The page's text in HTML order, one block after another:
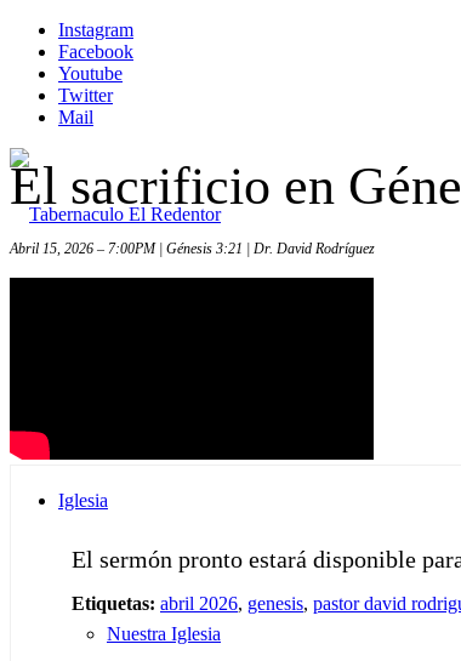
Instagram
Facebook
Youtube
Twitter
Mail
Iglesia
Nuestra Iglesia
El sacrificio en
Abril 15, 2026 – 7:00PM | Génesis 3:21 | Dr. David Rodríguez
El sermón pronto estará disponible
Etiquetas: abril 2026, genesis, pastor david